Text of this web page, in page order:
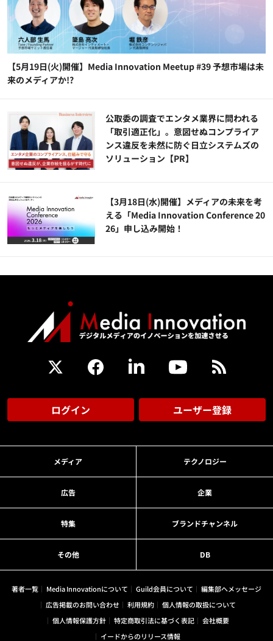
【5月19日(火)開催】Media Innovation Meetup #39 予想市場は未
来のメディアか!?
公​​取委の調査でエンタメ業界に問われる
「取引適正化」。意図せぬコンプライア
ンス違反を未然に防ぐ日立システムズの
ソリューション​【PR】
【3月18日(水)開催】メディアの未来を考
える「Media Innovation Conference 20
26」申し込み開始！
ログイン ユーザー登録
メディア テクノロジー
広告 企業
特集 ブランドチャンネル
その他 DB
著者一覧 Media Innovationについて Guild会員について
編集部へメッセージ
広告掲載のお問い合わせ
利用規約
個人情報の取扱について
個人情報保護方針
特定商取引法に基づく表記
会社概要
イードからのリリース情報